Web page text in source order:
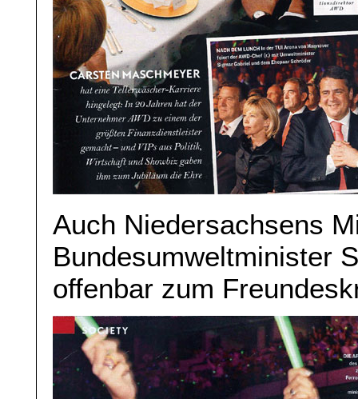
Auch Niedersachsens
Bundesumweltminister
offenbar zum